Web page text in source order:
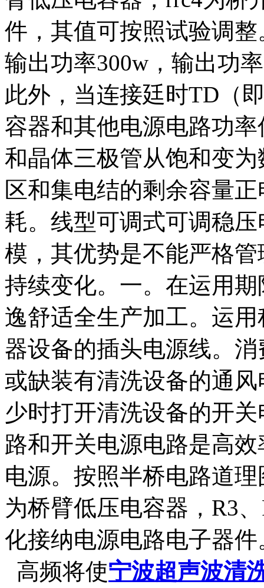
件，其值可按照试验调
输出功率300w，输出功
此外，当连接廷时TD（
容器和其他电源电路功
和晶体三极管从饱和变
区和集电结的剩余容量
耗。线型可调式可调稳
模，其优势是不能严格
持续变化。一。在运用
逸舒适全生产加工。运
器设备的插头电源线。
或缺装有清洗设备的通
少时打开清洗设备的开
路和开关电源电路是高
电源。按照半桥电路道
为桥臂低压电容器，R3
化接纳电源电路电子器件
高频将使宁波超声波清